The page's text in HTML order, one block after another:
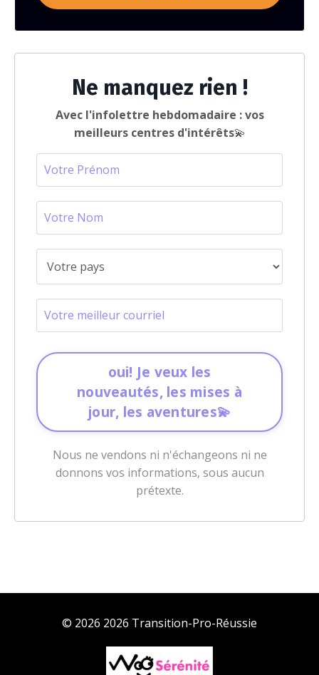
Ne manquez rien !
Avec l'infolettre hebdomadaire : vos
meilleurs centres d'intérêts💫
oui! Je veux les
nouveautés, les mises à
jour, les aventures💫
Nous ne vendons ni n'échangeons ni ne
donnons vos informations, sous aucun
prétexte.
© 2026 2026 Transition-Pro-Réussie